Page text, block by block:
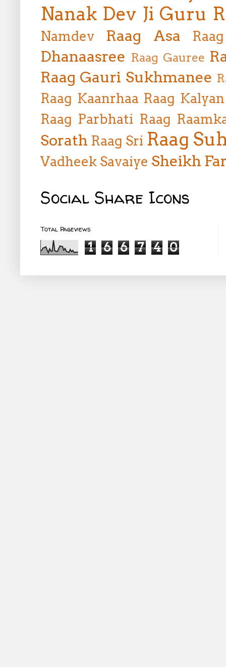
Nanak Dev Ji Guru
Namdev Raag Asa
Dhanaasree Raag Gauree
Raag Gauri Sukhmanee
Raag Kaanrhaa Raag Kalyan
Raag Parbhati Raag
Sorath Raag Sri Raag
Vadheek Savaiye Sheikh
Social Share Icons
Total Pageviews
1 6 6 7 4 0